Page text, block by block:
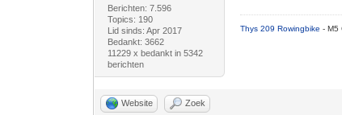
Berichten: 7.596
Topics: 190
Lid sinds: Apr 2017
Bedankt: 3662
11229 x bedankt in 5342
berichten
Thys 209 Rowingbike- M5
Website Zoek